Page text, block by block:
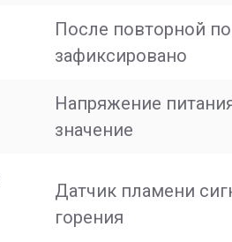
После повторной
зафиксировано
Напряжение
значение
Датчик пламени
горения